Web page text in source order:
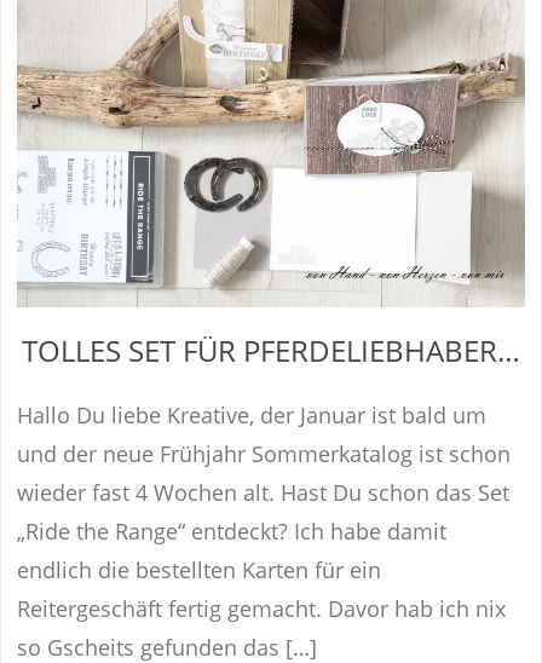
TOLLES SET FÜR PFERDELIEBHABER…
Hallo Du liebe Kreative, der Januar ist bald um
und der neue Frühjahr Sommerkatalog ist schon
wieder fast 4 Wochen alt. Hast Du schon das Set
„Ride the Range“ entdeckt? Ich habe damit
endlich die bestellten Karten für ein
Reitergeschäft fertig gemacht. Davor hab ich nix
so Gscheits gefunden das […]